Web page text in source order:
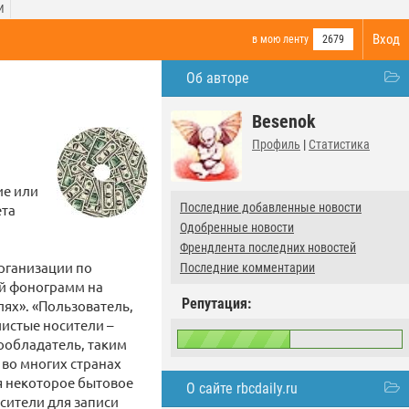
Вход
в мою ленту 2679
Об авторе
Besenok
Профиль | Статистика
Последние добавленные новости
Одобренные новости
Френдлента последних новостей
Последние комментарии
Репутация:
О сайте rbcdaily.ru
или
по
фонограмм на
«Пользователь,
носители –
таким
многих странах
некоторое бытовое
для записи